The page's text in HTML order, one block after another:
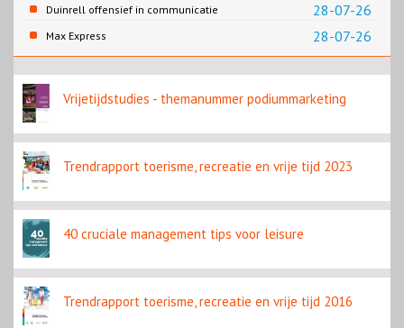
28-07-26
Duinrell offensief in communicatie
28-07-26
Max Express
Vrijetijdstudies - themanummer podiummarketing
Trendrapport toerisme, recreatie en vrije tijd 2023
40 cruciale management tips voor leisure
Trendrapport toerisme, recreatie en vrije tijd 2016